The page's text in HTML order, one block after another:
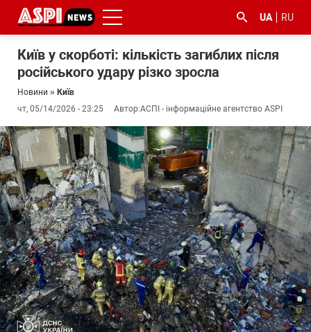
UA RU
Київ у скорботі: кількість загиблих після
російського удару різко зросла
Новини » Київ
чт, 05/14/2026 - 23:25
Автор:АСПІ - інформаційне агентство ASPI
#ООС
#боротьба
з
корупцією
#ДФС #Київ #коронавірус